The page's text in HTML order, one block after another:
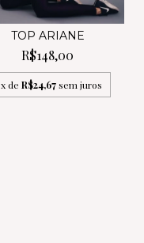
TOP ARIANE
R$148,00
x de R$24,67sem juros